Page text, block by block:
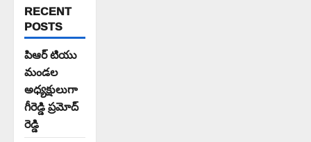
RECENT
POSTS
పిఆర్ టియు
మండల
అధ్యక్షులుగా
గీరెడ్డి ప్రమోద్
రెడ్డి